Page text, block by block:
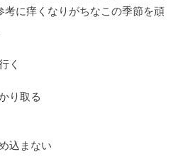
考に痒くなりがちなこの季節を頑
く
り取る
込まない